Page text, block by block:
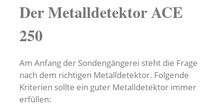
Der Metalldetektor ACE
250
Am Anfang der Sondengängerei steht die Frage
nach dem richtigen Metalldetektor. Folgende
Kriterien sollte ein guter Metalldetektor immer
erfüllen: